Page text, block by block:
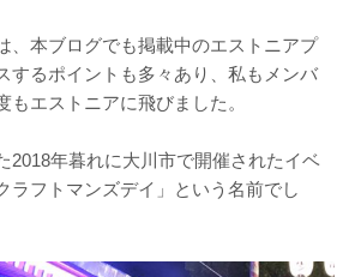
、本ブログでも掲載中のエストニアプ
するポイントも多々あり、私もメンバ
もエストニアに飛びました。
2018年暮れに大川市で開催されたイベ
ラフトマンズデイ」という名前でし